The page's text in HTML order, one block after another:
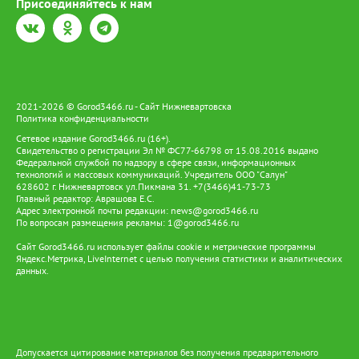
применимость решения. Для меня важно, что результаты
исследования могут быть полезны в реальных
производственных условиях», - рассказала Диана. В секции
земель. «В моей секции было представлено большое
количество работ (26 докладов), соответственно, и
конкуренция была высокая. Работы всех участников очень
достойные и несут вклад в развитии своего предприятия.
Также все работы отличаются оригинальностью и свежестью
идей», - говорит Ольга. В секции «Сбор, транспортировка,
подготовка нефти и газа. Технология и оборудование
процессов транспортировки, подготовки и переработки нефти
и газа» номинации «Эффективность процессов» удостоен
Майбородин. «Благодаря своим наставникам: Сергею Кутькову
и Евгению Полякову, мне удалось взглянуть на элементарные
коллегами, членами жюри. Разговаривать наравне со столь
Присоединяйтесь к нам
2021-2026 © Gorod3466.ru - Сайт Нижневартовска
Политика конфиденциальности
Сетевое издание Gorod3466.ru (16+).
Свидетельство о регистрации Эл № ФС77-66798 от 15.08.2016 выдано
Федеральной службой по надзору в сфере связи, информационных
технологий и массовых коммуникаций. Учредитель ООО "Салун"
628602 г. Нижневартовск ул.Пикмана 31. +7(3466)41-73-73
Главный редактор: Аврашова Е.С.
Адрес электронной почты редакции: news@gorod3466.ru
По вопросам размещения рекламы: 1@gorod3466.ru
Сайт Gorod3466.ru использует файлы cookie и метрические программы
Яндекс.Метрика, LiveInternet с целью получения статистики и аналитических
данных.
Допускается цитирование материалов без получения предварительного